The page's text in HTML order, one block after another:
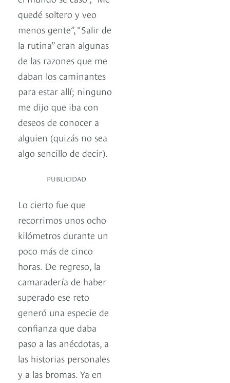
quedé soltero y veo
menos gente”, “Salir de
la rutina” eran algunas
de las razones que me
daban los caminantes
para estar allí; ninguno
me dijo que iba con
deseos de conocer a
alguien (quizás no sea
algo sencillo de decir).
PUBLICIDAD
Lo cierto fue que
recorrimos unos ocho
kilómetros durante un
poco más de cinco
horas. De regreso, la
camaradería de haber
superado ese reto
generó una especie de
confianza que daba
paso a las anécdotas, a
las historias personales
y a las bromas. Ya en